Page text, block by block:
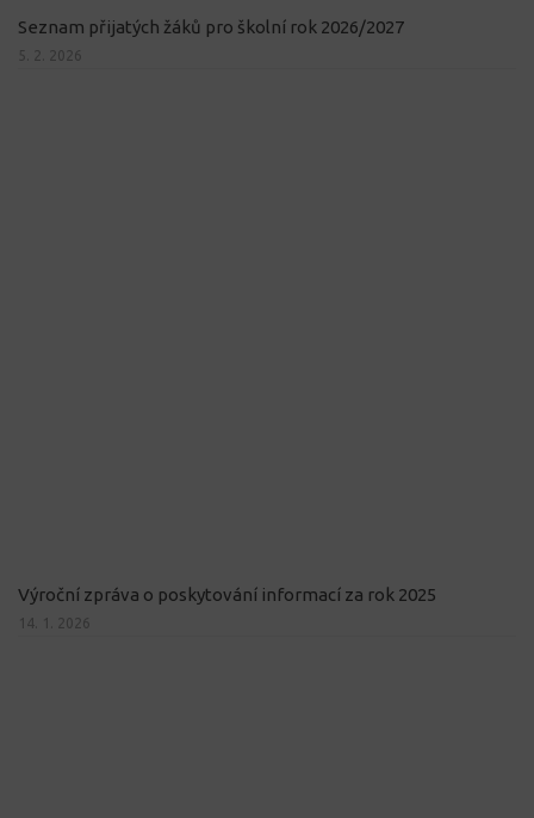
Seznam přijatých žáků pro školní rok 2026/2027
5. 2. 2026
Výroční zpráva o poskytování informací za rok 2025
14. 1. 2026